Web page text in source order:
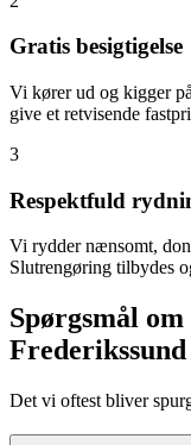
Gratis besigtigelse
Vi kører ud og kigger
give et retvisende
3
Respektfuld
Vi rydder nænsomt,
Slutrengøring tilbydes
Spørgsmål
Frederikssund
Det vi oftest bliver